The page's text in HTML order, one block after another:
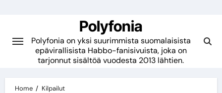
Polyfonia
Polyfonia on yksi suurimmista suomalaisista
epävirallisista Habbo-fanisivuista, joka on
tarjonnut sisältöä vuodesta 2013 lähtien.
Home
Kilpailut